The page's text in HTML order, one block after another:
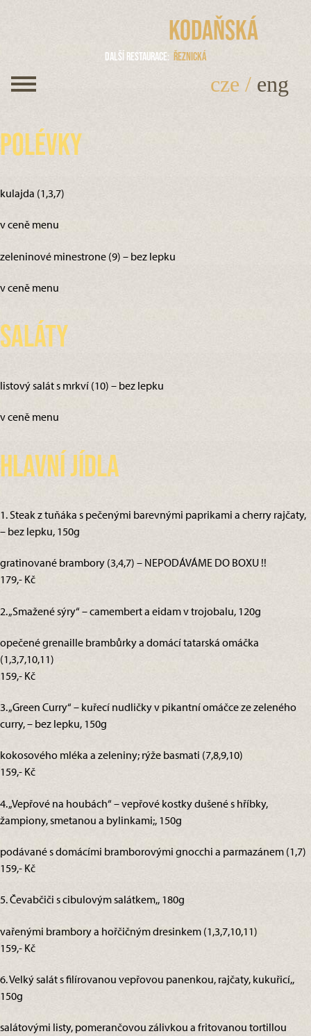
Kodaňská
Další restaurace Řeznická
cze / eng
Polévky
kulajda (1,3,7)
v ceně menu
zeleninové minestrone (9) – bez lepku
v ceně menu
Saláty
listový salát s mrkví (10) – bez lepku
v ceně menu
Hlavní jídla
1. Steak z tuňáka s pečenými barevnými paprikami a cherry rajčaty,
– bez lepku, 150g
gratinované brambory (3,4,7) – NEPODÁVÁME DO BOXU !!
179,- Kč
2. „Smažené sýry“ – camembert a eidam v trojobalu, 120g
opečené grenaille brambůrky a domácí tatarská omáčka
(1,3,7,10,11)
159,- Kč
3. „Green Curry“ – kuřecí nudličky v pikantní omáčce ze zeleného
curry, – bez lepku, 150g
kokosového mléka a zeleniny; rýže basmati (7,8,9,10)
159,- Kč
4. „Vepřové na houbách“ – vepřové kostky dušené s hříbky,
žampiony, smetanou a bylinkami;, 150g
podávané s domácími bramborovými gnocchi a parmazánem (1,7)
159,- Kč
5. Čevabčiči s cibulovým salátkem,, 180g
vařenými brambory a hořčičným dresinkem (1,3,7,10,11)
159,- Kč
6. Velký salát s filírovanou vepřovou panenkou, rajčaty, kukuřicí,,
150g
salátovými listy, pomerančovou zálivkou a fritovanou tortillou